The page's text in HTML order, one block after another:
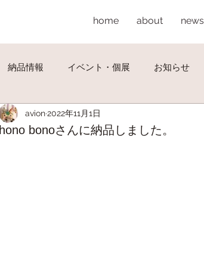
home about news
納品情報 イベント・個展 お知らせ
hono bonoさんに納品しました。
avion2022年11月1日